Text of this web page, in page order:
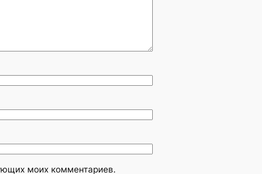
моих комментариев.